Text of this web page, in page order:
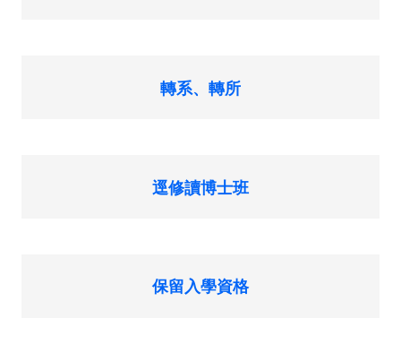
轉系、轉所
逕修讀博士班
保留入學資格